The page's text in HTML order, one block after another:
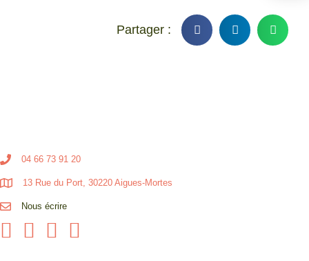
04 66 73 91 20
13 Rue du Port, 30220 Aigues-Mortes
Nous écrire